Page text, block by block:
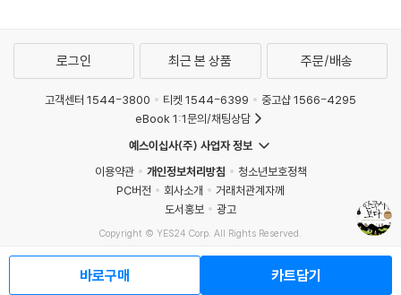
바로구매 카트담기
로그인 최근 본 상품 주문/배송
고객센터 1544-3800 티켓 1544-6399
중고샵 1566-4295
eBook 1:1문의/채팅상담
예스이십사(주) 사업자 정보
이용약관
개인정보처리방침
청소년보호정책
PC버전
회사소개
거래처관계자께
도서홍보
광고
Copyright © YES24 Corp. All Rights Reserved.